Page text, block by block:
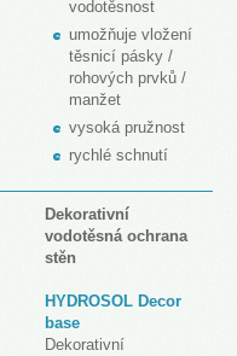
vodotěsnost
umožňuje vložení
těsnicí pásky /
rohových prvků /
manžet
vysoká pružnost
rychlé schnutí
Dekorativní
vodotěsná ochrana
stěn
HYDROSOL Decor
base
Dekorativní